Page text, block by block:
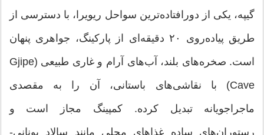
گیپه، یکی از دورافتاده‌ترین سواحل ریویرا، با دسترسی از
طریق پیاده‌روی ۲۰ دقیقه‌ای از پارکینگ، جواهری پنهان
است. صخره‌های بلند، آب‌های آرام و غاری طبیعی (Gjipe
Cave) با نقاشی‌های باستانی، آن را به مقصدی
ماجراجویانه تبدیل کرده. کمپینگ مجاز است و
رستوران‌های ساده غذاهای محلی مانند سالاد یونانی-